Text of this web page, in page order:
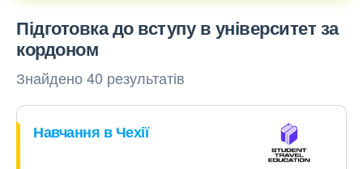
Підготовка до вступу в університет за
кордоном
Знайдено 40 результатів
Навчання в Чехії